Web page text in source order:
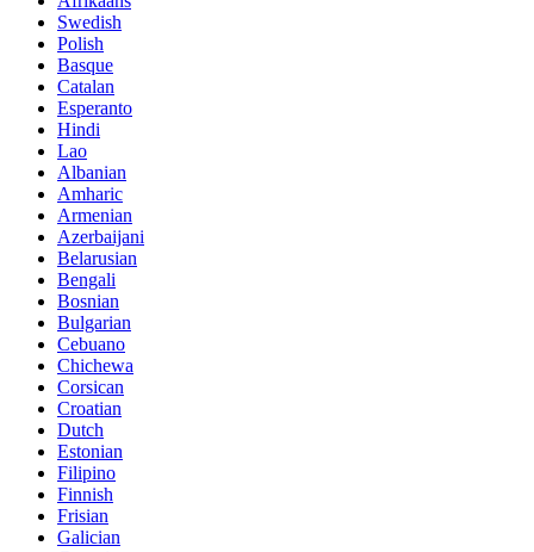
Swedish
Polish
Basque
Catalan
Esperanto
Hindi
Lao
Albanian
Amharic
Armenian
Azerbaijani
Belarusian
Bengali
Bosnian
Bulgarian
Cebuano
Chichewa
Corsican
Croatian
Dutch
Estonian
Filipino
Finnish
Frisian
Galician